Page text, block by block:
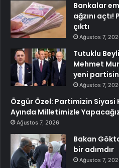
Bankalar
ağzını
çıktı
Ağustos 7,
Tutuklu
Mehmet
yeni
Ağustos 7,
Özgür Özel: Partimizin Siyasi
Ayında Milletimizle
Ağustos 7, 2026
Bakan
bir adımdır
Ağustos 7,